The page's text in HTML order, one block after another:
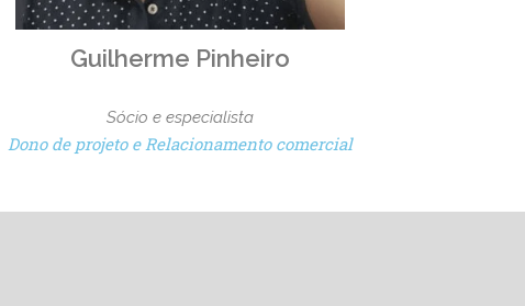
Christian Porto
Sócio e especialista
Direito em negócios e Compliance